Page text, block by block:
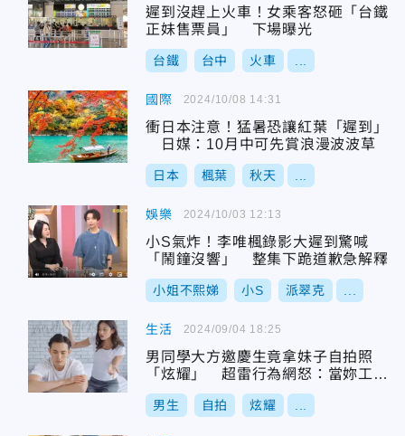
遲到沒趕上火車！女乘客怒砸「台鐵
正妹售票員」 下場曝光
台鐵 台中 火車
國際
衝日本注意！猛暑恐讓紅葉「遲到」
日媒：10月中可先賞浪漫波波草
日本 楓葉 秋天
2024/10/08 14:31
娛樂
小S氣炸！李唯楓錄影大遲到驚喊
「鬧鐘沒響」 整集下跪道歉急解釋
小姐不熙娣 小S 派翠克
2024/10/03 12:13
生活
男同學大方邀慶生竟拿妹子自拍照
「炫耀」 超雷行為網怒：當妳工具
人？
男生 自拍 炫耀
2024/09/04 18:25